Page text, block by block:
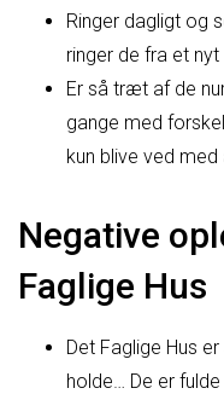
Ringer dagligt og
ringer de fra et nyt
Er så træt af de
gange med
kun blive ved med
Negative
Faglige Hus
Det Faglige Hus
holde… De er